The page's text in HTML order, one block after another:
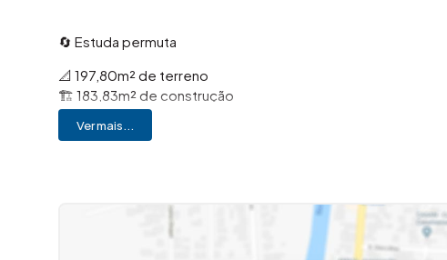
🔄 Estuda permuta
📐 197,80m² de terreno
🏗️ 183,83m² de construção
🏠 Casa 1
Ver mais...